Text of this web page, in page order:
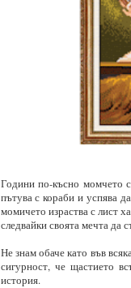
Години по-късно момчето
пътува с кораби и успява
момичето израства с лист
следвайки своята мечта да
Не знам обаче като във
сигурност, че щастието
история.